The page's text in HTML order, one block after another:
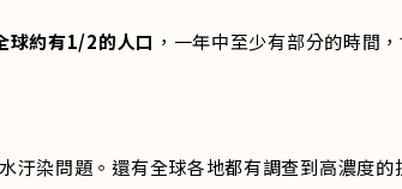
球約有1/2的人口 ，一年中至少有部分的時間
染問題。還有全球各地都有調查到高濃度的